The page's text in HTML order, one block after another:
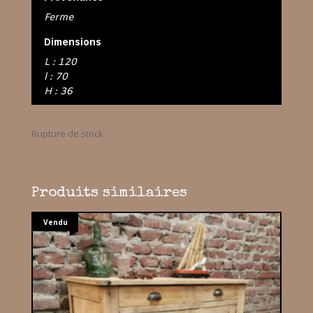
Ferme
Dimensions
L : 120
l : 70
H : 36
Rupture de stock
Produits similaires
Vendu